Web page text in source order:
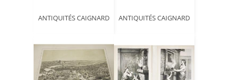
ANTIQUITÉS CAIGNARD ANTIQUITÉS CAIGNARD